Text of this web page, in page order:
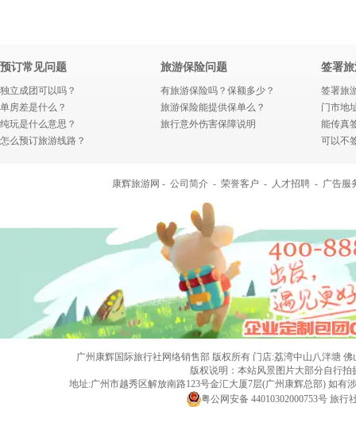
预订常见问题
独立成团可以吗？
单房差是什么？
纯玩是什么意思？
怎么预订旅游线路？
旅游保险问题
有旅游保险吗？保额多少？
旅游保险能提供保单么？
旅行意外伤害保障说明
签署
签署旅
门市地
能传真
可以不
康辉旅游网 - 公司简介 - 荣誉客户 - 人才招聘 - 广告服
广州康辉国际旅行社网络销售部 版权所有 门店:荔湾中山八泮塘 佛
版权说明：本站风景图片大部分自行
地址:广州市越秀区解放南路123号金汇大厦7层(广州康辉总部) 如
粤公网安备 44010302000753号 旅行